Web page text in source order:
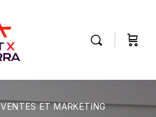
VENTES ET MARKETING